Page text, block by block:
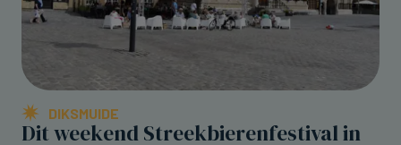
DIKSMUIDE
Dit weekend Streekbierenfestival in